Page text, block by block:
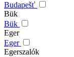
Budapešť
Bük
Bük
Eger
Eger
Egerszalók